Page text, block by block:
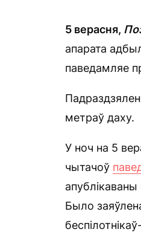
5 верасня,
апарата
паведамляе
метраў даху.
У ноч на 5
чытачоў
Было